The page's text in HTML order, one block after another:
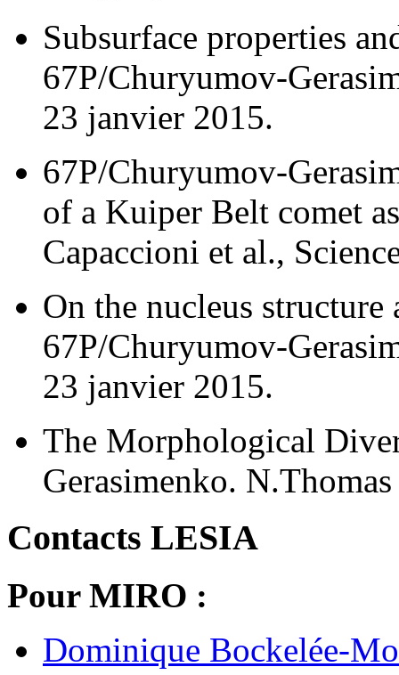
Subsurface properties
67P/Churyumov-
23 janvier 2015.
67P/Churyumov-
of a Kuiper Belt comet
Capaccioni et al.,
On the nucleus
67P/Churyumov-
23 janvier 2015.
The Morphological
Gerasimenko.
Contacts LESIA
Pour MIRO :
Dominique Bockelée-